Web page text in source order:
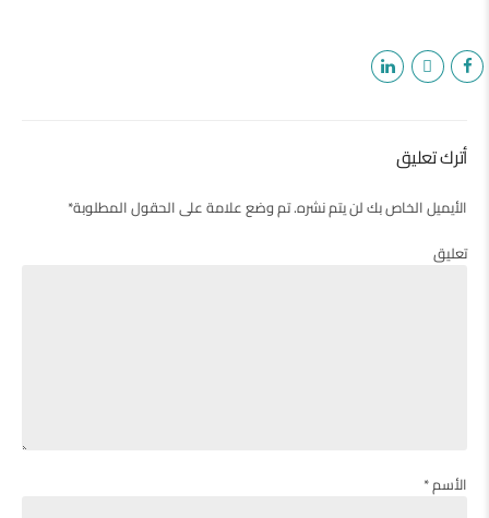
أترك تعليق
الأيميل الخاص بك لن يتم نشره. تم وضع علامة على الحقول المطلوبة*
تعليق
الأسم *